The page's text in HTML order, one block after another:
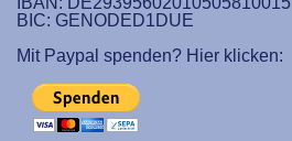
BIC: GENODED1DUE
Mit Paypal spenden? Hier klicken: